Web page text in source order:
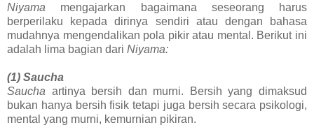
Niyama mengajarkan bagaimana seseorang harus
berperilaku kepada dirinya sendiri atau dengan bahasa
mudahnya mengendalikan pola pikir atau mental. Berikut ini
adalah lima bagian dari Niyama:
(1) Saucha
Saucha artinya bersih dan murni. Bersih yang dimaksud
bukan hanya bersih fisik tetapi juga bersih secara psikologi,
mental yang murni, kemurnian pikiran.